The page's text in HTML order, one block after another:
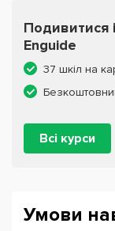
Подивитися
Enguide
37 шкіл на
Всі курси
Умови